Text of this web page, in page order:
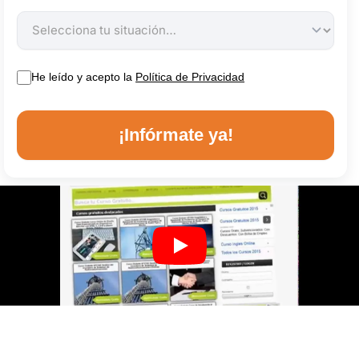
He leído y acepto la Política de Privacidad
¡Infórmate ya!